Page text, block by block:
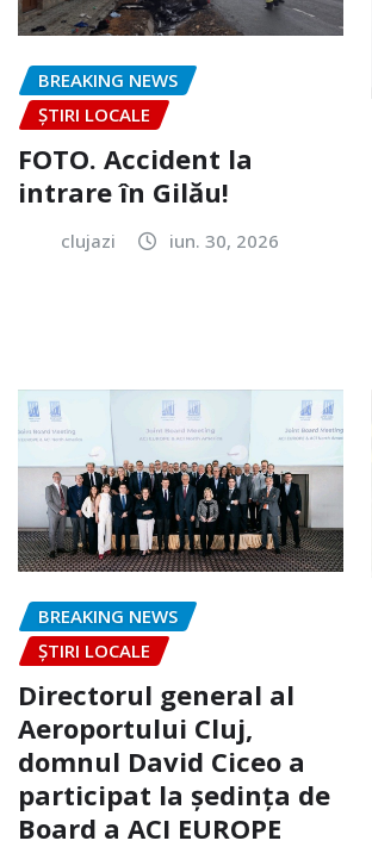
BREAKING NEWS
ȘTIRI LOCALE
FOTO. Accident la
intrare în Gilău!
clujazi iun. 30, 2026
BREAKING NEWS
ȘTIRI LOCALE
Directorul general al
Aeroportului Cluj,
domnul David Ciceo a
participat la ședința de
Board a ACI EUROPE